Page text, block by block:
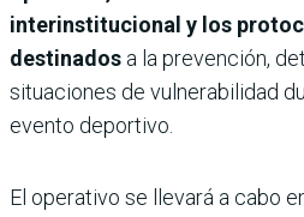
interinstitucional y los
destinados a la prevención,
situaciones de vulnerabilidad
evento deportivo.
El operativo se llevará a cabo